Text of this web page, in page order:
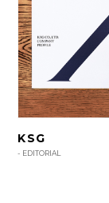
KSG
- EDITORIAL